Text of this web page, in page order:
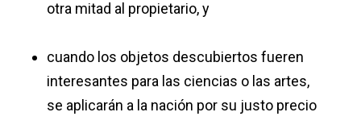
otra mitad al propietario, y
cuando los objetos descubiertos fueren
interesantes para las ciencias o las artes,
se aplicarán a la nación por su justo precio